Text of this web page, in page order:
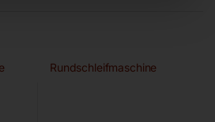
Rundschleifmaschine